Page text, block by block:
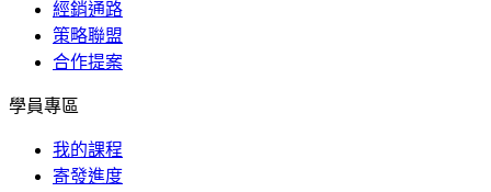
經銷通路
策略聯盟
合作提案
學員專區
我的課程
寄發進度